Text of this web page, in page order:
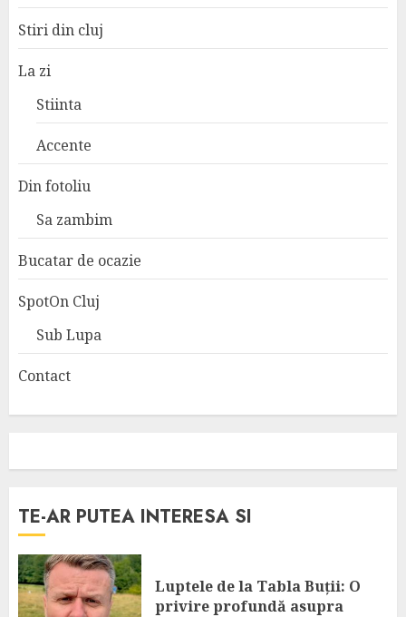
Stiri din cluj
La zi
Stiinta
Accente
Din fotoliu
Sa zambim
Bucatar de ocazie
SpotOn Cluj
Sub Lupa
Contact
TE-AR PUTEA INTERESA SI
Luptele de la Tabla Buții: O
privire profundă asupra